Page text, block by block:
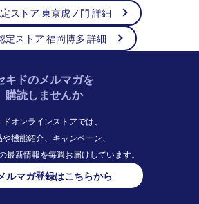
ストア 東京虎ノ門 詳細
定ストア 福岡博多 詳細
キドのメルマガを
購読しませんか
ドオンラインストアでは、
や機能紹介、キャンペーン、
最新情報を毎週お届けしています。
ルマガ登録はこちらから